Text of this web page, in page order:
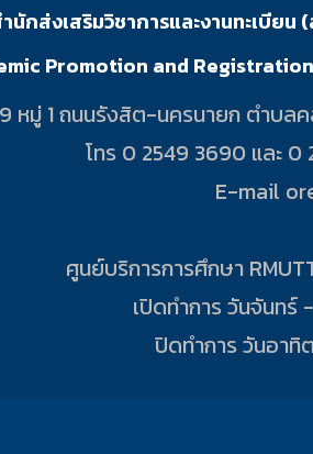
นักส่งเสริมวิชาการและงานทะเบีย
Promotion and
หมู่ 1 ถนนรังสิต-นครนายก ตำบล
โทร 0 2549 3690 และ
E-mail
ศูนย์บริการการศึกษา
เปิดทำการ วันจันทร์
ปิดทำการ วันอา